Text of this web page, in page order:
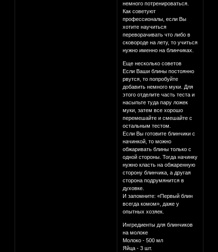
немного потренироваться.
Как советуют
профессионалы, если Вы
хотите научиться
переворачивать что либо в
сковороде на лету, то учиться
нужно именно на блинчиках.
Еще несколько советов
Если Ваши блины постоянно
рвутся, то попробуйте
добавить немного муки. Для
этого отделите часть теста и
насыпьте туда пару ложек
муки, затем все хорошо
перемешайте и смешайте с
остальным тестом.
Если Вы готовите блинчики с
начинкой, то можно
обжаривать блины только с
одной стороны. Тогда начинку
нужно класть на обжаренную
сторону блинчика, а другая
сторона подрумянится в
духовке.
И запомните: «Первый блин
всегда комом», даже у
опытных хозяек.
Ингредиенты для блинчиков
на молоке
Молоко - 500 мл
Яйца - 3 шт.